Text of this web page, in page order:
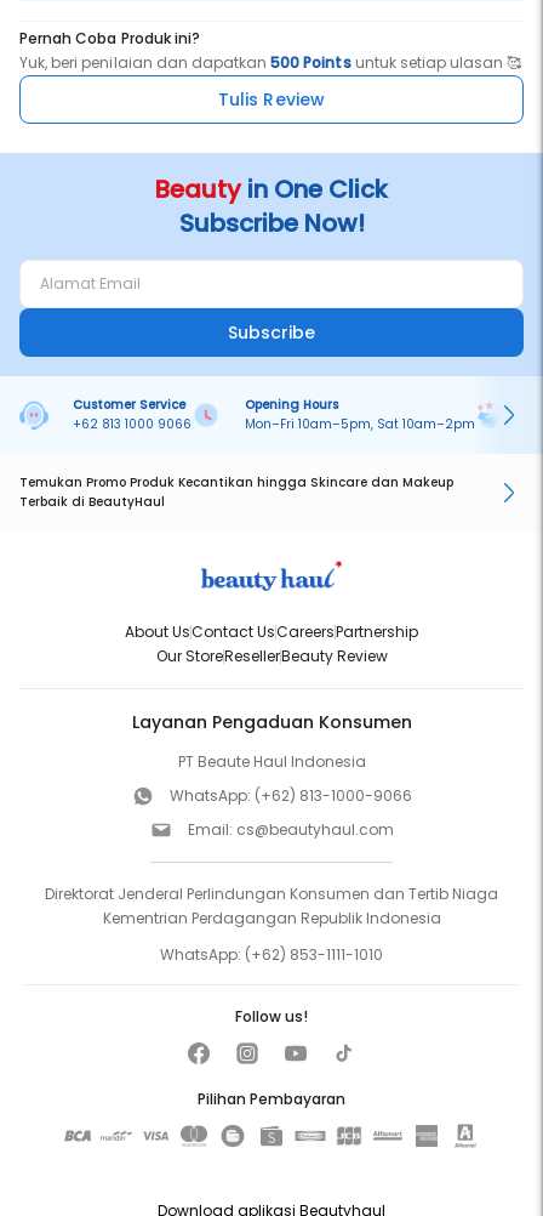
Pernah Coba Produk ini?
Yuk, beri penilaian dan dapatkan500 Pointsuntuk setiap ulasan 🥰
Tulis Review
Beautyin One Click
Subscribe Now!
Subscribe
Customer Service
+62 813 1000 9066
Opening Hours
Mon–Fri 10am–5pm, Sat 10am–2pm
Temukan Promo Produk Kecantikan hingga Skincare dan Makeup
Terbaik di BeautyHaul
About UsContact UsCareersPartnership
Our StoreResellerBeauty Review
Layanan Pengaduan Konsumen
PT Beaute Haul Indonesia
WhatsApp: (+62) 813-1000-9066
Email: cs@beautyhaul.com
Direktorat Jenderal Perlindungan Konsumen dan Tertib Niaga
Kementrian Perdagangan Republik Indonesia
WhatsApp: (+62) 853-1111-1010
Pilihan Pembayaran
Follow us!
Download aplikasi Beautyhaul